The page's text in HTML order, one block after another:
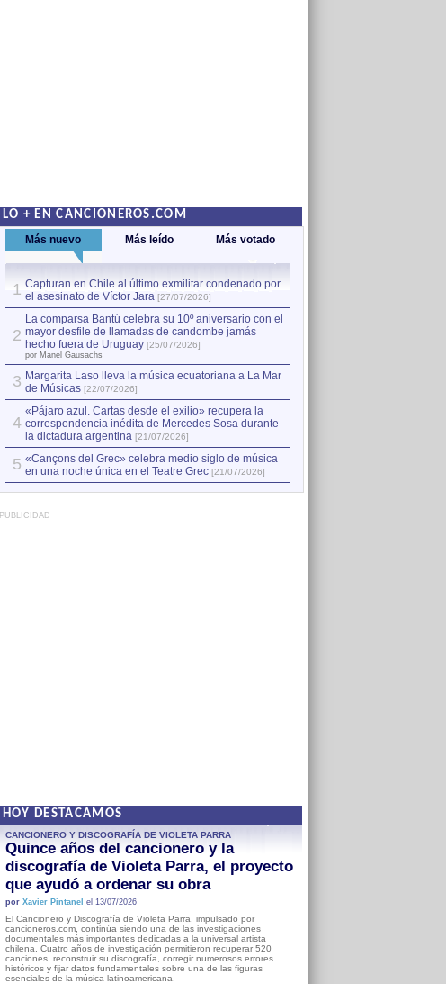
LO + EN CANCIONEROS.COM
Más nuevo Más leído Más votado
1 Capturan en Chile al último exmilitar condenado por
el asesinato de Víctor Jara [27/07/2026]
2
La comparsa Bantú celebra su 10º aniversario con el
mayor desfile de llamadas de candombe jamás
hecho fuera de Uruguay [25/07/2026]
por Manel Gausachs
3 Margarita Laso lleva la música ecuatoriana a La Mar
de Músicas [22/07/2026]
4
«Pájaro azul. Cartas desde el exilio» recupera la
correspondencia inédita de Mercedes Sosa durante
la dictadura argentina [21/07/2026]
5 «Cançons del Grec» celebra medio siglo de música
en una noche única en el Teatre Grec [21/07/2026]
PUBLICIDAD
HOY DESTACAMOS
CANCIONERO Y DISCOGRAFÍA DE VIOLETA PARRA
Quince años del cancionero y la
discografía de Violeta Parra, el proyecto
que ayudó a ordenar su obra
por Xavier Pintanel el 13/07/2026
El Cancionero y Discografía de Violeta Parra, impulsado por
cancioneros.com, continúa siendo una de las investigaciones
documentales más importantes dedicadas a la universal artista
chilena. Cuatro años de investigación permitieron recuperar 520
canciones, reconstruir su discografía, corregir numerosos errores
históricos y fijar datos fundamentales sobre una de las figuras
esenciales de la música latinoamericana.